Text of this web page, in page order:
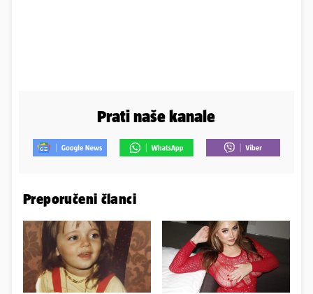
Prati naše kanale
Preporučeni članci